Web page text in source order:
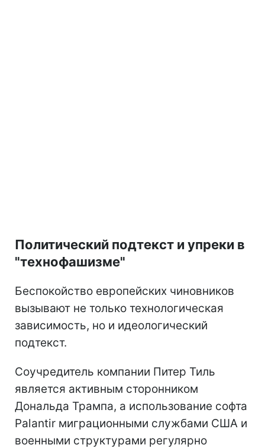
Политический подтекст и упреки в
"технофашизме"
Беспокойство европейских чиновников
вызывают не только технологическая
зависимость, но и идеологический
подтекст.
Соучредитель компании Питер Тиль
является активным сторонником
Дональда Трампа, а использование софта
Palantir миграционными службами США и
военными структурами регулярно